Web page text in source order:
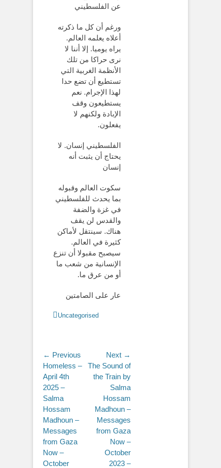
عن الفلسطيني
ورغم أن كل ما ذكرته
أعلاه يعلمه العالم.
يراه يوميا. إلا أننا لا
نرى حراكا من تلك
الأنظمة الغربية التي
تستطيع أن تضع حدا
لهذا الإجرام. نعم
يستطيعون وقف
الإبادة ولكنهم لا
يفعلون.
الفلسطيني إنسان. لا
يحتاج أن يثبت أنه
إنسان
سكوت العالم وقبوله
بما يحدث للفلسطيني
في غزة والضفة
والقدس لن يقف
هناك. سينتقل لأماكن
كثيرة في العالم.
سيصبح مقبولا أن تنزع
الإنسانية من شعب ما
أو من عرق ما.
عار على الصامتين
Categories
Uncategorised
Post
navigation
← Previous
Previous
post:
Homeless –
April 4th
2025 –
Salma
Hossam
Madhoun –
Messages
from Gaza
Now –
October
Next →
Next
post:
The Sound of
the Train by
Salma
Hossam
Madhoun –
Messages
from Gaza
Now –
October
2023 –